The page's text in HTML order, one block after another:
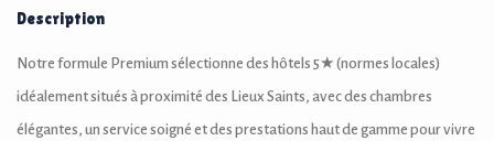
Description
Notre formule Premium sélectionne des hôtels 5★ (normes locales)
idéalement situés à proximité des Lieux Saints, avec des chambres
élégantes, un service soigné et des prestations haut de gamme pour vivre